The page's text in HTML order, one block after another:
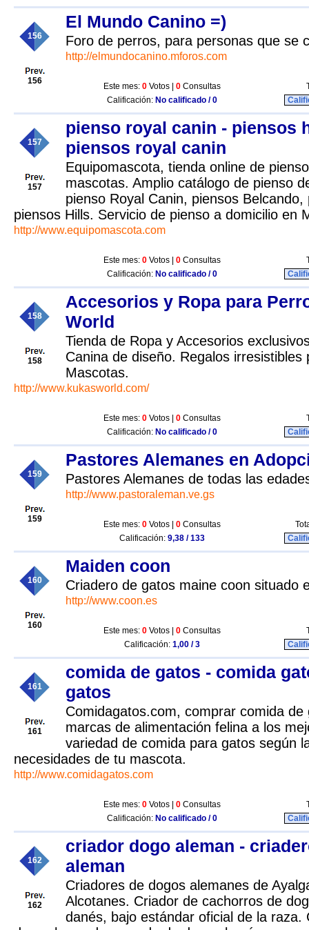
156
156
El Mundo Canino =)
Foro de perros, para personas que se
http://elmundocanino.mforos.com
Este mes: 0 Votos | 0 Consultas
Calificación: No calificado / 0
157
157
pienso royal canin - piensos
piensos royal canin
Equipomascota, tienda online de
mascotas. Amplio catálogo de pienso
pienso Royal Canin, piensos
piensos Hills. Servicio de pienso a domicilio en
http://www.equipomascota.com
Este mes: 0 Votos | 0 Consultas
Calificación: No calificado / 0
158
158
Accesorios y Ropa para
World
Tienda de Ropa y Accesorios
Canina de diseño. Regalos irresistibles
Mascotas.
http://www.kukasworld.com/
Este mes: 0 Votos | 0 Consultas
Calificación: No calificado / 0
159
159
Pastores Alemanes en
Pastores Alemanes de todas las
http://www.pastoraleman.ve.gs
Este mes: 0 Votos | 0 Consultas
Calificación: 9,38 / 133
160
160
Maiden coon
Criadero de gatos maine coon situado
http://www.coon.es
Este mes: 0 Votos | 0 Consultas
Calificación: 1,00 / 3
161
161
comida de gatos - comida
gatos
Comidagatos.com, comprar comida
marcas de alimentación felina a los
variedad de comida para gatos según
necesidades de tu mascota.
http://www.comidagatos.com
Este mes: 0 Votos | 0 Consultas
Calificación: No calificado / 0
162
162
criador dogo aleman -
aleman
Criadores de dogos alemanes de
Alcotanes. Criador de cachorros de
danés, bajo estándar oficial de la raza.